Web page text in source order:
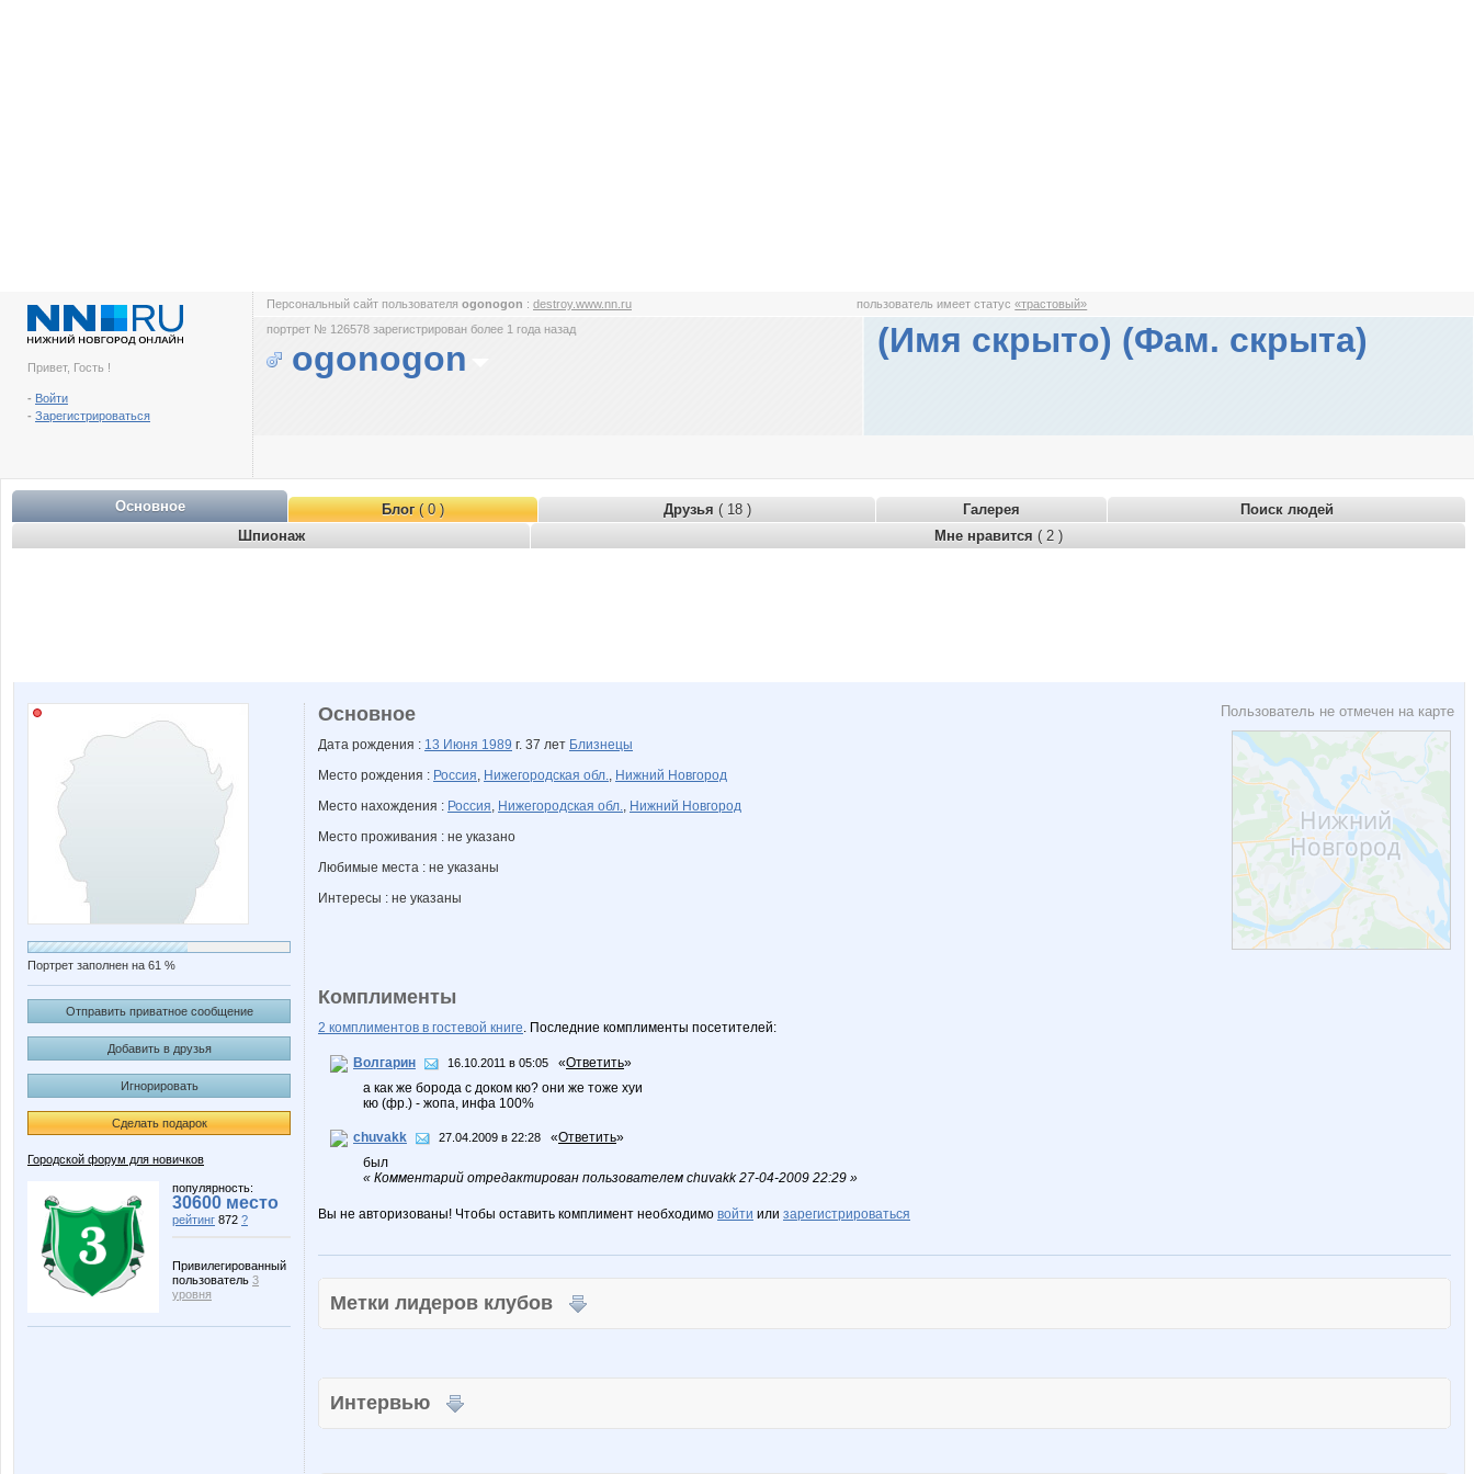
Привет, Гость !
- Войти
- Зарегистрироваться
Персональный сайт пользователя ogonogon : destroy.www.nn.ru пользователь имеет статус«трастовый»
портрет № 126578 зарегистрирован более 1 года назад
ogonogon (Имя скрыто) (Фам. скрыта)
Основное Блог( 0 ) Друзья ( 18 ) Галерея
Поиск людей
Шпионаж
Мне нравится ( 2 )
Портрет заполнен на 61 %
Отправить приватное сообщение
Добавить в друзья
Игнорировать
Сделать подарок
Городской форум для новичков
популярность:
30600 место
рейтинг 872 ?
Привилегированный
пользователь 3
уровня
Пользователь не отмечен на карте
Основное
Дата рождения : 13 Июня 1989 г. 37 лет Близнецы
Место рождения : Россия, Нижегородская обл., Нижний Новгород
Место нахождения : Россия, Нижегородская обл., Нижний Новгород
Место проживания : не указано
Любимые места : не указаны
Интересы : не указаны
Комплименты
2 комплиментов в гостевой книге. Последние комплименты посетителей:
Волгарин 16.10.2011 в 05:05 «Ответить»
а как же борода с доком кю? они же тоже хуи
кю (фр.) - жопа, инфа 100%
chuvakk 27.04.2009 в 22:28 «Ответить»
был
« Комментарий отредактирован пользователем chuvakk 27-04-2009 22:29 »
Вы не авторизованы! Чтобы оставить комплимент необходимо войти или зарегистрироваться
Метки лидеров клубов
Интервью